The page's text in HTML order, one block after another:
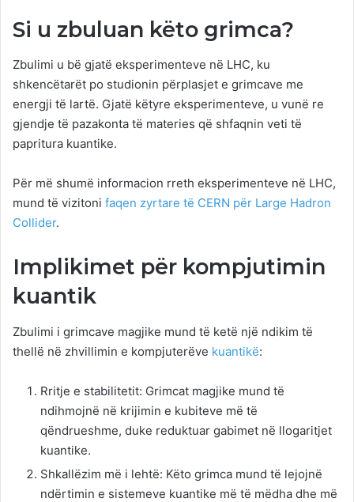
Si u zbuluan këto grimca?
Zbulimi u bë gjatë eksperimenteve në LHC, ku
shkencëtarët po studionin përplasjet e grimcave me
energji të lartë. Gjatë këtyre eksperimenteve, u vunë re
gjendje të pazakonta të materies që shfaqnin veti të
papritura kuantike.
Për më shumë informacion rreth eksperimenteve në LHC,
mund të vizitoni faqen zyrtare të CERN për Large Hadron
Collider.
Implikimet për kompjutimin
kuantik
Zbulimi i grimcave magjike mund të ketë një ndikim të
thellë në zhvillimin e kompjuterëve kuantikë:
Rritje e stabilitetit: Grimcat magjike mund të
ndihmojnë në krijimin e kubiteve më të
qëndrueshme, duke reduktuar gabimet në llogaritjet
kuantike.
Shkallëzim më i lehtë: Këto grimca mund të lejojnë
ndërtimin e sistemeve kuantike më të mëdha dhe më